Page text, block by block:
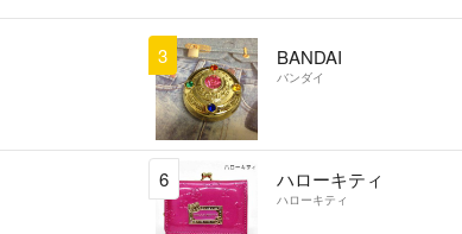
3 BANDAI
バンダイ
6 ハローキティ
ハローキティ